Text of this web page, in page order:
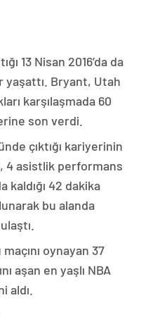
13 Nisan 2016’da da
Bryant, Utah
karşılaşmada 60
son verdi.
çıktığı kariyerinin
4 asistlik performans
42 dakika
bu alanda
oynayan 37
aşan en yaşlı NBA